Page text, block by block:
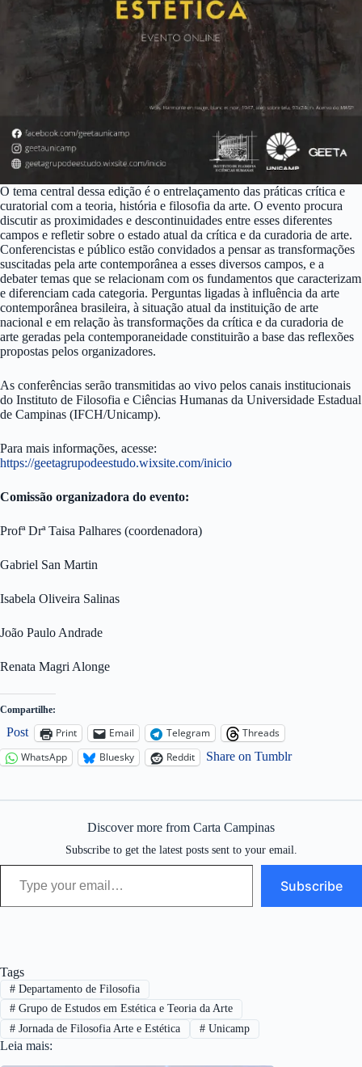
O tema central dessa edição é o entrelaçamento das práticas crítica e
curatorial com a teoria, história e filosofia da arte. O evento procura
discutir as proximidades e descontinuidades entre esses diferentes
campos e refletir sobre o estado atual da crítica e da curadoria de arte.
Conferencistas e público estão convidados a pensar as transformações
suscitadas pela arte contemporânea a esses diversos campos, e a
debater temas que se relacionam com os fundamentos que caracterizam
e diferenciam cada categoria. Perguntas ligadas à influência da arte
contemporânea brasileira, à situação atual da instituição de arte
nacional e em relação às transformações da crítica e da curadoria de
arte geradas pela contemporaneidade constituirão a base das reflexões
propostas pelos organizadores.
As conferências serão transmitidas ao vivo pelos canais institucionais
do Instituto de Filosofia e Ciências Humanas da Universidade Estadual
de Campinas (IFCH/Unicamp).
Para mais informações, acesse:
https://geetagrupodeestudo.wixsite.com/inicio
Comissão organizadora do evento:
Profª Drª Taisa Palhares (coordenadora)
Gabriel San Martin
Isabela Oliveira Salinas
João Paulo Andrade
Renata Magri Alonge
Compartilhe:
Post Print Email Telegram
Threads
WhatsApp
Bluesky Reddit Share on Tumblr
Discover more from Carta Campinas
Subscribe to get the latest posts sent to your email.
Type your email…
Subscribe
Tags
#Departamento de Filosofia
#Grupo de Estudos em Estética e Teoria da Arte
#Jornada de Filosofia Arte e Estética #Unicamp
Leia mais: